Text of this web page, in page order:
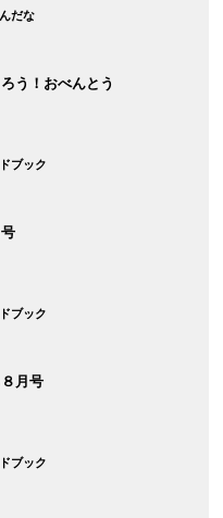
だな
う！おべんとう
ブック
ブック
月号
ブック